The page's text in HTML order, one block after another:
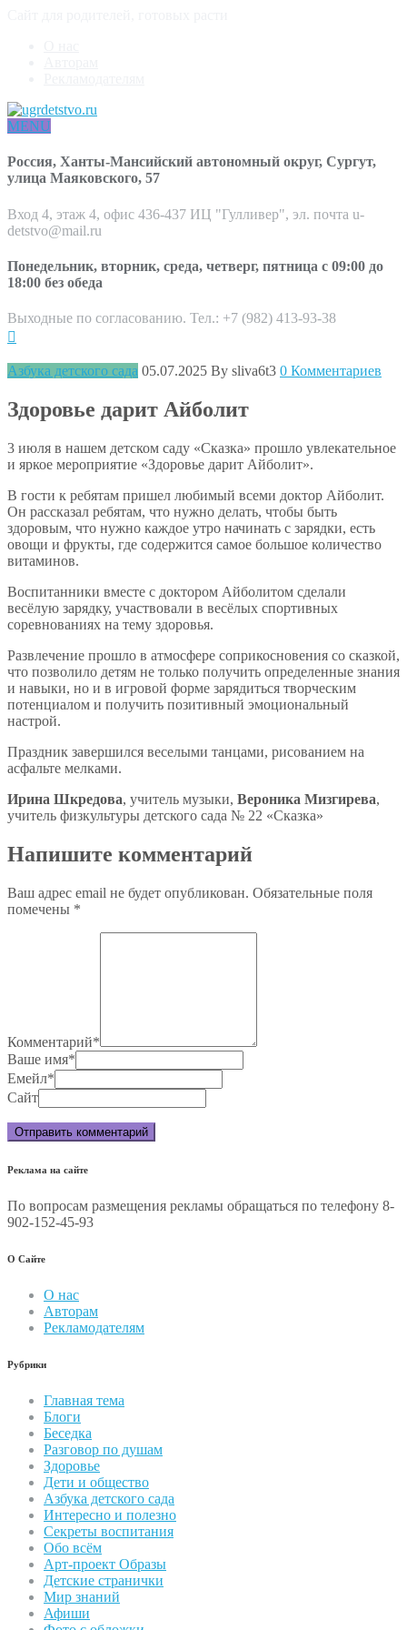
MENU
Россия, Ханты-Мансийский автономный округ, Сургут,
улица Маяковского, 57
Вход 4, этаж 4, офис 436-437 ИЦ "Гулливер", эл. почта u-
detstvo@mail.ru
Понедельник, вторник, среда, четверг, пятница с 09:00 до
18:00 без обеда
Выходные по согласованию. Тел.: +7 (982) 413-93-38
Азбука детского сада 05.07.2025 By sliva6t3 0 Комментариев
Здоровье дарит Айболит
3 июля в нашем детском саду «Сказка» прошло увлекательное
и яркое мероприятие «Здоровье дарит Айболит».
В гости к ребятам пришел любимый всеми доктор Айболит.
Он рассказал ребятам, что нужно делать, чтобы быть
здоровым, что нужно каждое утро начинать с зарядки, есть
овощи и фрукты, где содержится самое большое количество
витаминов.
Воспитанники вместе с доктором Айболитом сделали
весёлую зарядку, участвовали в весёлых спортивных
соревнованиях на тему здоровья.
Развлечение прошло в атмосфере соприкосновения со сказкой,
что позволило детям не только получить определенные знания
и навыки, но и в игровой форме зарядиться творческим
потенциалом и получить позитивный эмоциональный
настрой.
Праздник завершился веселыми танцами, рисованием на
асфальте мелками.
Ирина Шкредова, учитель музыки, Вероника Мизгирева,
учитель физкультуры детского сада № 22 «Сказка»
Напишите комментарий
Ваш адрес email не будет опубликован. Обязательные поля
помечены *
Комментарий*
Ваше имя*
Емейл*
Сайт
Реклама на сайте
По вопросам размещения рекламы обращаться по телефону 8-
902-152-45-93
О Сайте
О нас
Авторам
Рекламодателям
Рубрики
Главная тема
Блоги
Беседка
Разговор по душам
Здоровье
Дети и общество
Азбука детского сада
Интересно и полезно
Секреты воспитания
Обо всём
Арт-проект Образы
Детские странички
Мир знаний
Афиши